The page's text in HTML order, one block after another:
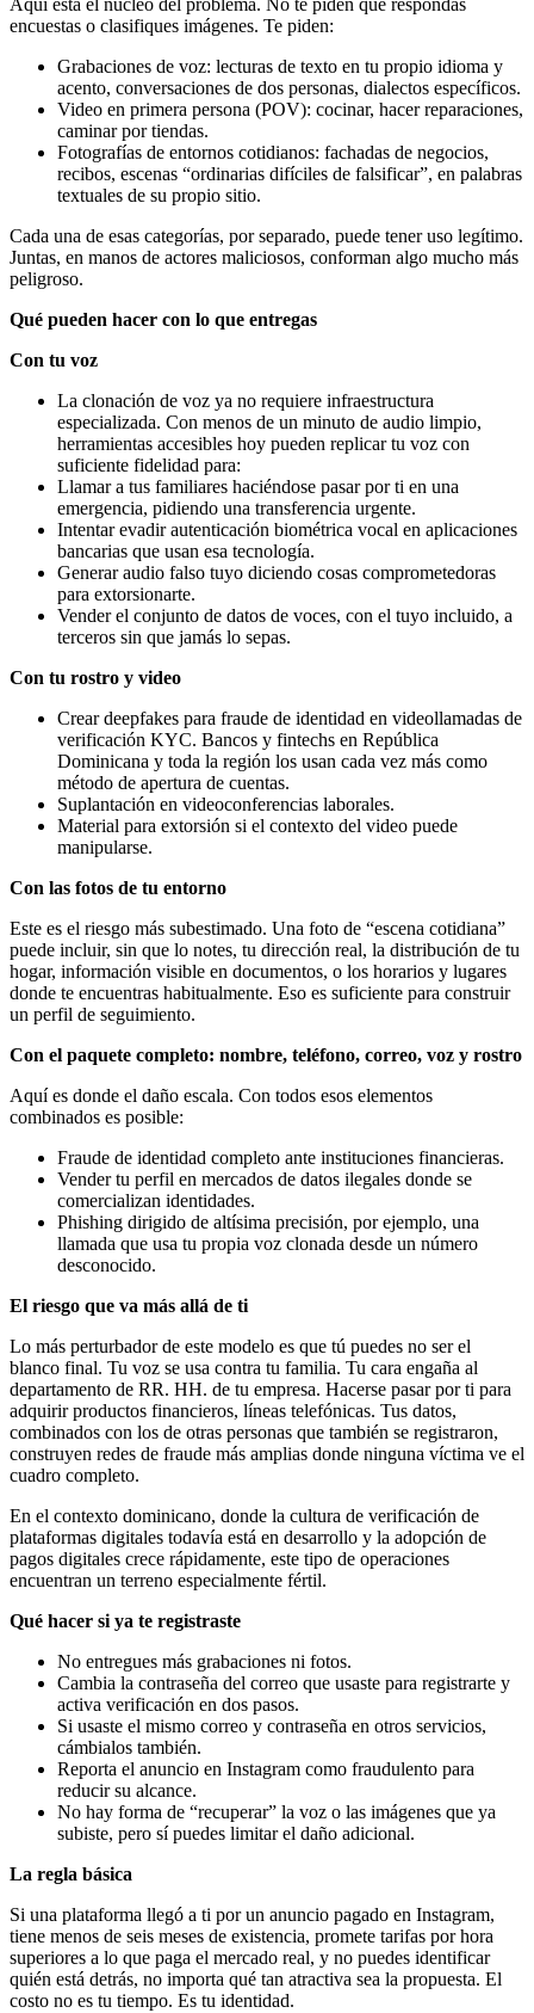
Aquí está el núcleo del problema. No te piden que respondas
encuestas o clasifiques imágenes. Te piden:
Grabaciones de voz: lecturas de texto en tu propio idioma y
acento, conversaciones de dos personas, dialectos específicos.
Video en primera persona (POV): cocinar, hacer reparaciones,
caminar por tiendas.
Fotografías de entornos cotidianos: fachadas de negocios,
recibos, escenas “ordinarias difíciles de falsificar”, en palabras
textuales de su propio sitio.
Cada una de esas categorías, por separado, puede tener uso legítimo.
Juntas, en manos de actores maliciosos, conforman algo mucho más
peligroso.
Qué pueden hacer con lo que entregas
Con tu voz
La clonación de voz ya no requiere infraestructura
especializada. Con menos de un minuto de audio limpio,
herramientas accesibles hoy pueden replicar tu voz con
suficiente fidelidad para:
Llamar a tus familiares haciéndose pasar por ti en una
emergencia, pidiendo una transferencia urgente.
Intentar evadir autenticación biométrica vocal en aplicaciones
bancarias que usan esa tecnología.
Generar audio falso tuyo diciendo cosas comprometedoras
para extorsionarte.
Vender el conjunto de datos de voces, con el tuyo incluido, a
terceros sin que jamás lo sepas.
Con tu rostro y video
Crear deepfakes para fraude de identidad en videollamadas de
verificación KYC. Bancos y fintechs en República
Dominicana y toda la región los usan cada vez más como
método de apertura de cuentas.
Suplantación en videoconferencias laborales.
Material para extorsión si el contexto del video puede
manipularse.
Con las fotos de tu entorno
Este es el riesgo más subestimado. Una foto de “escena cotidiana”
puede incluir, sin que lo notes, tu dirección real, la distribución de tu
hogar, información visible en documentos, o los horarios y lugares
donde te encuentras habitualmente. Eso es suficiente para construir
un perfil de seguimiento.
Con el paquete completo: nombre, teléfono, correo, voz y rostro
Aquí es donde el daño escala. Con todos esos elementos
combinados es posible:
Fraude de identidad completo ante instituciones financieras.
Vender tu perfil en mercados de datos ilegales donde se
comercializan identidades.
Phishing dirigido de altísima precisión, por ejemplo, una
llamada que usa tu propia voz clonada desde un número
desconocido.
El riesgo que va más allá de ti
Lo más perturbador de este modelo es que tú puedes no ser el
blanco final. Tu voz se usa contra tu familia. Tu cara engaña al
departamento de RR. HH. de tu empresa. Hacerse pasar por ti para
adquirir productos financieros, líneas telefónicas. Tus datos,
combinados con los de otras personas que también se registraron,
construyen redes de fraude más amplias donde ninguna víctima ve el
cuadro completo.
En el contexto dominicano, donde la cultura de verificación de
plataformas digitales todavía está en desarrollo y la adopción de
pagos digitales crece rápidamente, este tipo de operaciones
encuentran un terreno especialmente fértil.
Qué hacer si ya te registraste
No entregues más grabaciones ni fotos.
Cambia la contraseña del correo que usaste para registrarte y
activa verificación en dos pasos.
Si usaste el mismo correo y contraseña en otros servicios,
cámbialos también.
Reporta el anuncio en Instagram como fraudulento para
reducir su alcance.
No hay forma de “recuperar” la voz o las imágenes que ya
subiste, pero sí puedes limitar el daño adicional.
La regla básica
Si una plataforma llegó a ti por un anuncio pagado en Instagram,
tiene menos de seis meses de existencia, promete tarifas por hora
superiores a lo que paga el mercado real, y no puedes identificar
quién está detrás, no importa qué tan atractiva sea la propuesta. El
costo no es tu tiempo. Es tu identidad.